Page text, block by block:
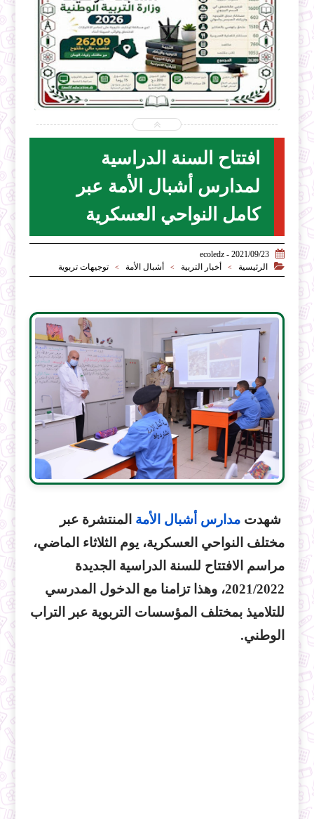
2026-07-28
ecoledz.net
افتتاح السنة الدراسية
لمدارس أشبال الأمة عبر
كامل النواحي العسكرية

2021/09/23 - ecoledz

الرئيسية > أخبار التربية > أشبال الأمة > توجيهات تربوية
شهدتمدارس أشبال الأمة المنتشرة عبر
مختلف النواحي العسكرية، يوم الثلاثاء الماضي،
مراسم الافتتاح للسنة الدراسية الجديدة
2021/2022، وهذا تزامنا مع الدخول المدرسي
للتلاميذ بمختلف المؤسسات التربوية عبر التراب
الوطني.